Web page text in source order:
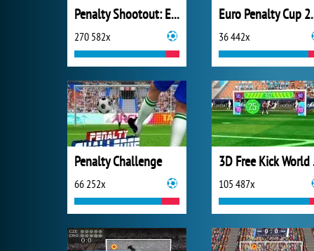
Penalty Shootout: Euro Cup 2016
270 582x
Euro
36 442x
Penalty Challenge
66 252x
3D
105 487x